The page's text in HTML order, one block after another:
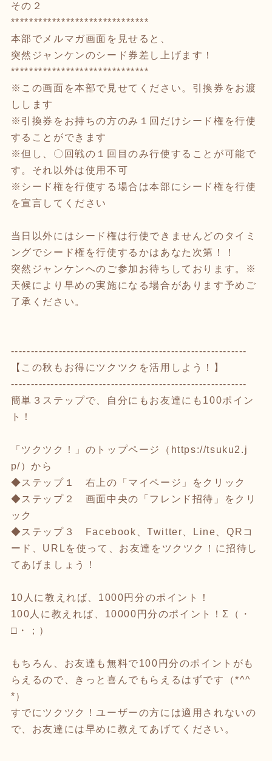
その２
******************************
本部でメルマガ画面を見せると、
突然ジャンケンのシード券差し上げます！
******************************
※この画面を本部で見せてください。引換券をお渡
しします
※引換券をお持ちの方のみ１回だけシード権を行使
することができます
※但し、〇回戦の１回目のみ行使することが可能で
す。それ以外は使用不可
※シード権を行使する場合は本部にシード権を行使
を宣言してください
当日以外にはシード権は行使できませんどのタイミ
ングでシード権を行使するかはあなた次第！！
突然ジャンケンへのご参加お待ちしております。※
天候により早めの実施になる場合があります予めご
了承ください。
-----------------------------------------------------------
【この秋もお得にツクツクを活用しよう！】
-----------------------------------------------------------
簡単３ステップで、自分にもお友達にも100ポイン
ト！
「ツクツク！」のトップページ（ https://tsuku2.j
p/）から
◆ステップ１ 右上の「マイページ」をクリック
◆ステップ２ 画面中央の「フレンド招待」をクリ
ック
◆ステップ３ Facebook、Twitter、Line、QRコ
ード、URLを使って、お友達をツクツク！に招待し
てあげましょう！
10人に教えれば、1000円分のポイント！
100人に教えれば、10000円分のポイント！Σ（・
□・；）
もちろん、お友達も無料で100円分のポイントがも
らえるので、きっと喜んでもらえるはずです（*^^
*）
すでにツクツク！ユーザーの方には適用されないの
で、お友達には早めに教えてあげてください。